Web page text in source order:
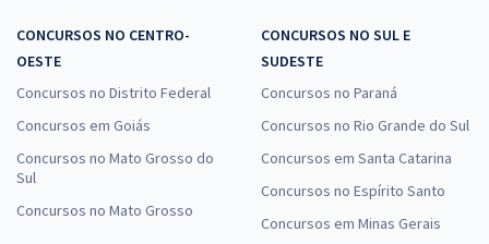
CONCURSOS NO CENTRO-
OESTE
Concursos no Distrito Federal
Concursos em Goiás
Concursos no Mato Grosso do
Sul
Concursos no Mato Grosso
CONCURSOS NO SUL E
SUDESTE
Concursos no Paraná
Concursos no Rio Grande do Sul
Concursos em Santa Catarina
Concursos no Espírito Santo
Concursos em Minas Gerais